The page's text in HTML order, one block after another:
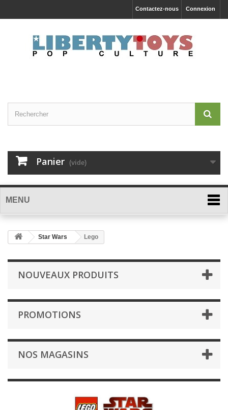
Connexion
Contactez-nous
Panier (vide)
MENU
Star Wars Lego
NOUVEAUX PRODUITS
PROMOTIONS
NOS MAGASINS